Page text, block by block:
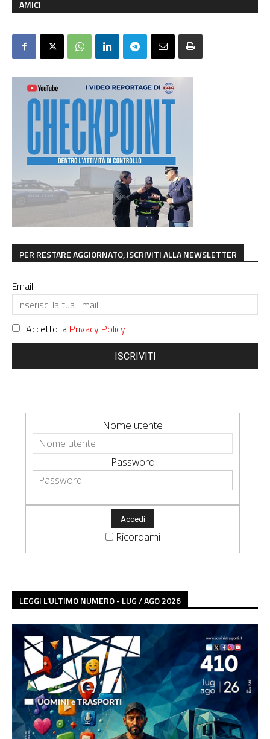
AMICI
PER RESTARE AGGIORNATO, ISCRIVITI ALLA NEWSLETTER
Email
Accetto la Privacy Policy
ISCRIVITI
Nome utente
Password
Ricordami
LEGGI L'ULTIMO NUMERO - LUG / AGO 2026